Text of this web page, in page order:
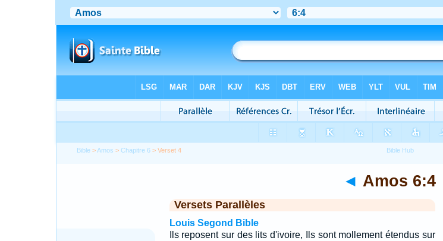
Bible >Amos >Chapitre 6 > Verset 4
◄ Amos 6:4
Versets Parallèles
Louis Segond Bible
Ils reposent sur des lits d'ivoire, Ils sont mollement étendus sur